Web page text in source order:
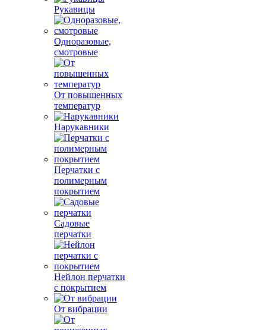
Рукавицы
Одноразовые,
смотровые
От повышенных
температур
Нарукавники
Перчатки с
полимерным
покрытием
Садовые
перчатки
Нейлон перчатки
с покрытием
От вибрации